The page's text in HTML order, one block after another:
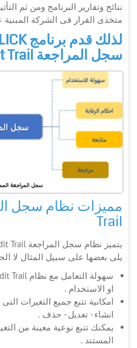
نتائج وتقارير البرنامج ومن ثم
متخذى القرار فى الشركة المبنية
سجل المراجعة Audit Trail
Trail
يلى بعضها على سبيل المثال لا
او الاستخدام .
امكانية تتبع جميع التغيرات
انشاء - تعديل - حذف .
يمكنك تتبع نوعية معينة من
المستند .